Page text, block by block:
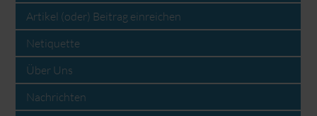
Artikel (oder) Beitrag einreichen
Netiquette
Über Uns
Nachrichten